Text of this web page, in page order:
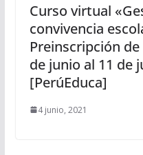
Curso virtual
convivencia
Preinscripción
de junio al 11 de
[PerúEduca]
4 junio, 2021